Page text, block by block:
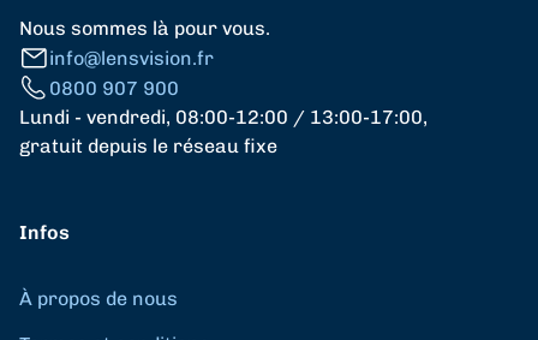
Nous sommes là pour vous.
info@lensvision.fr
0800 907 900
Lundi - vendredi, 08:00-12:00 / 13:00-17:00,
gratuit depuis le réseau fixe
Infos
À propos de nous